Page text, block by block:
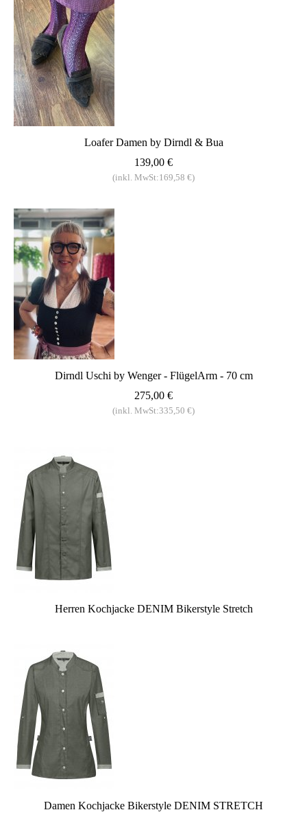
Loafer Damen by Dirndl & Bua
139,00 €
(inkl. MwSt:169,58 €)
Dirndl Uschi by Wenger - FlügelArm - 70 cm
275,00 €
(inkl. MwSt:335,50 €)
Herren Kochjacke DENIM Bikerstyle Stretch
Damen Kochjacke Bikerstyle DENIM STRETCH